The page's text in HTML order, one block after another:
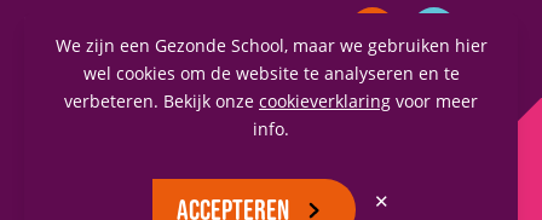
Vianenstraat 1
5342 AJ Oss
We zijn een Gezonde School, maar we gebruiken hier
wel cookies om de website te analyseren en te
verbeteren. Bekijk onze cookieverklaring voor meer
info.
ACCEPTEREN ✕